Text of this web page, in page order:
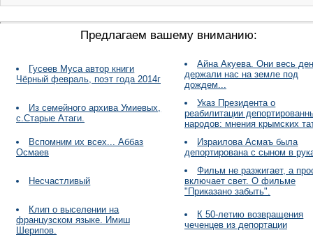
Предлагаем вашему вниманию:
Гусеев Муса автор книги
Чёрный февраль, поэт года 2014г
Айна Акуева. Они весь
держали нас на земле под
дождем...
Из семейного архива Умиевых,
с.Старые Атаги.
Указ Президента о
реабилитации
народов: мнения крымских
Вспомним их всех... Аббаз
Осмаев
Израилова Асмаъ была
депортирована с сыном в
Несчастливый
Фильм не разжигает, а
включает свет. О фильме
"Приказано забыть".
Клип о выселении на
французском языке. Имиш
Шерипов.
К 50-летию возвращения
чеченцев из депортации